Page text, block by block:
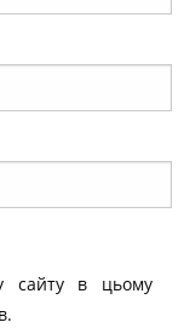
сайту в цьому